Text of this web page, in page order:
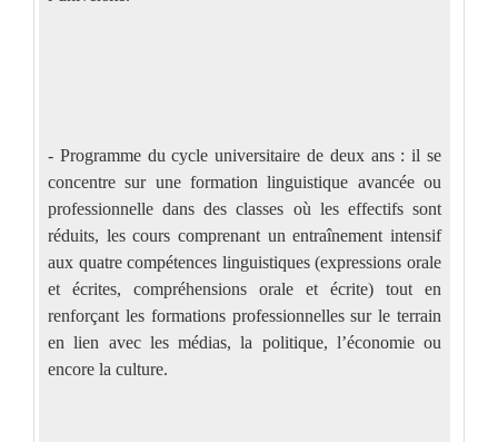
- Programme du cycle universitaire de deux ans : il se
concentre sur une formation linguistique avancée ou
professionnelle dans des classes où les effectifs sont
réduits, les cours comprenant un entraînement intensif
aux quatre compétences linguistiques (expressions orale
et écrites, compréhensions orale et écrite) tout en
renforçant les formations professionnelles sur le terrain
en lien avec les médias, la politique, l’économie ou
encore la culture.